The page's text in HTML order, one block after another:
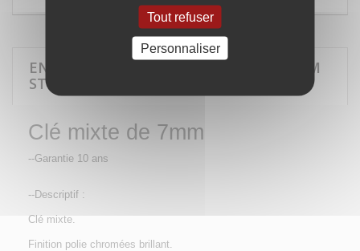
Tout refuser
Personnaliser
EN SAVOIR PLUS SUR CLÉ MIXTE DE 7MM
STILKER 68601
Clé mixte de 7mm
--Garantie 10 ans
--Descriptif :
Clé mixte.
Finition polie chromées brillant.